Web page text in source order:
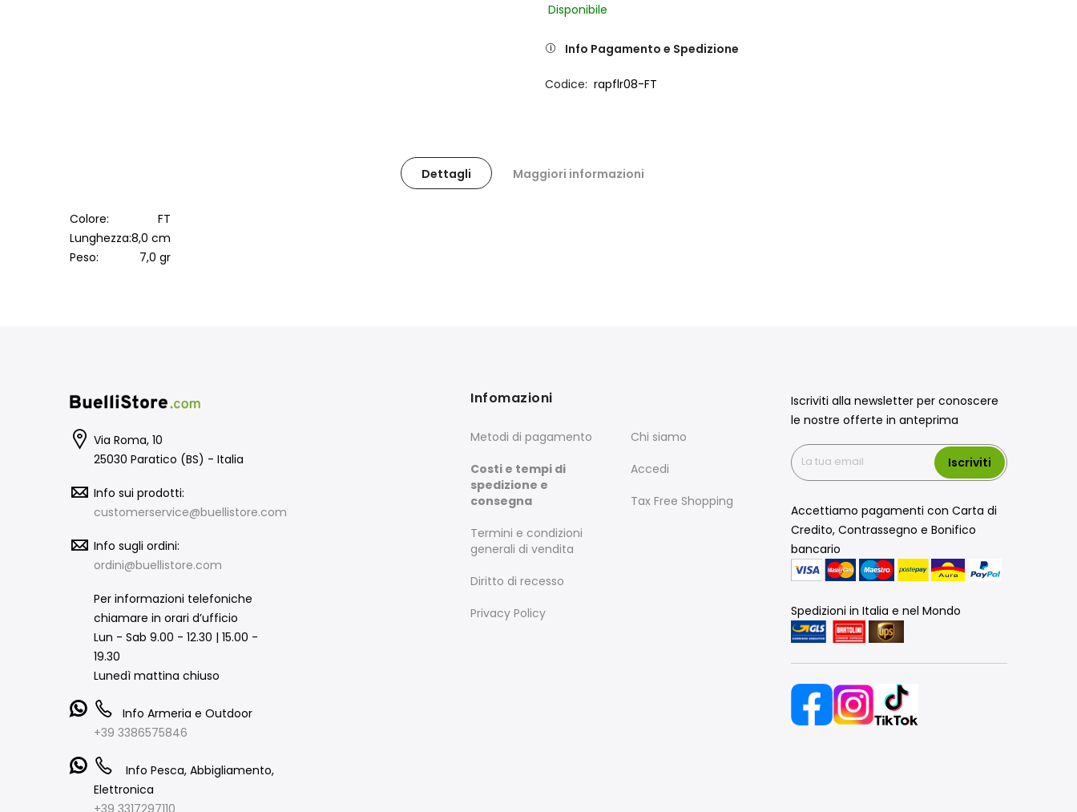
Disponibile
Info Pagamento e Spedizione
Codice rapflr08-FT
Dettagli Maggiori informazioni
Colore:
FT
Lunghezza:8,0 cm
Peso:
7,0 gr
Via Roma, 10
25030 Paratico (BS) - Italia
Info sui prodotti:
customerservice@buellistore.com
Info sugli ordini:
ordini@buellistore.com
Per informazioni telefoniche
chiamare in orari d’ufficio
Lun - Sab 9.00 - 12.30 | 15.00 -
19.30
Lunedì mattina chiuso
Info Armeria e Outdoor
+39 3386575846
Info Pesca, Abbigliamento,
Elettronica
+39 3317297110
Infomazioni
Metodi di pagamento
Costi e tempi di
spedizione e
consegna
Termini e condizioni
generali di vendita
Diritto di recesso
Privacy Policy
Chi siamo
Accedi
Tax Free Shopping
Iscriviti alla newsletter per conoscere
le nostre offerte in anteprima
Iscriviti
Accettiamo pagamenti con Carta di
Credito, Contrassegno e Bonifico
bancario
Spedizioni in Italia e nel Mondo